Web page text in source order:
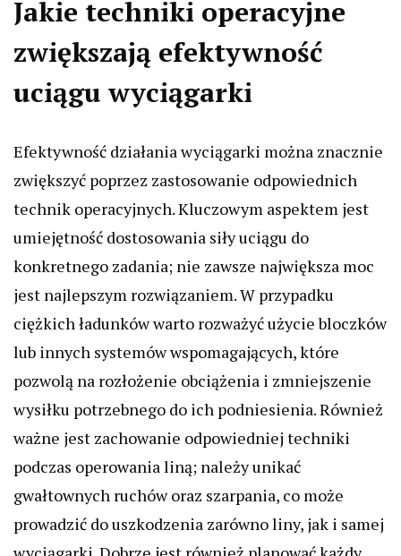
Jakie techniki operacyjne
zwiększają efektywność
uciągu wyciągarki
Efektywność działania wyciągarki można znacznie
zwiększyć poprzez zastosowanie odpowiednich
technik operacyjnych. Kluczowym aspektem jest
umiejętność dostosowania siły uciągu do
konkretnego zadania; nie zawsze największa moc
jest najlepszym rozwiązaniem. W przypadku
ciężkich ładunków warto rozważyć użycie bloczków
lub innych systemów wspomagających, które
pozwolą na rozłożenie obciążenia i zmniejszenie
wysiłku potrzebnego do ich podniesienia. Również
ważne jest zachowanie odpowiedniej techniki
podczas operowania liną; należy unikać
gwałtownych ruchów oraz szarpania, co może
prowadzić do uszkodzenia zarówno liny, jak i samej